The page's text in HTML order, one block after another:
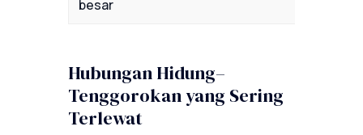
besar
Hubungan Hidung–
Tenggorokan yang Sering
Terlewat